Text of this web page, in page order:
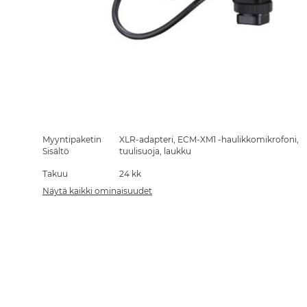
the
beginning
the
images
gallery
Myyntipaketin
Sisältö
XLR-adapteri, ECM-XM1 -haulikkomikrofoni,
tuulisuoja, laukku
Takuu
24 kk
Näytä kaikki ominaisuudet